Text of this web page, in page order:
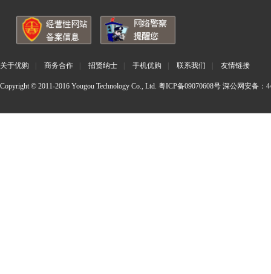
关于优购 商务合作 招贤纳士 手机优购 联系我们 友情链接
Copyright © 2011-2016 Yougou Technology Co., Ltd. 粤ICP备09070608号 深公网安备：